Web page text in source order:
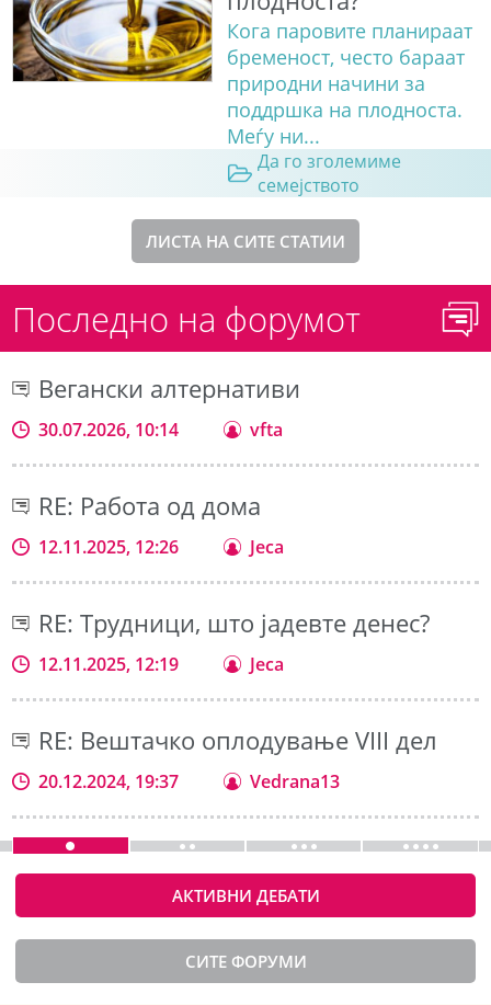
Кога паровите планираат
бременост, често бараат
природни начини за
поддршка на плодноста.
Меѓу ни...
Да го зголемиме
семејството
ЛИСТА НА СИТЕ СТАТИИ
Последно на форумот
Вегански алтернативи
30.07.2026, 10:14 vfta
RE: Работа од дома
12.11.2025, 12:26 Jeca
RE: Трудници, што јадевте денес?
12.11.2025, 12:19 Jeca
RE: Вештачко оплодување VIII дел
20.12.2024, 19:37 Vedrana13
АКТИВНИ ДЕБАТИ
СИТЕ ФОРУМИ